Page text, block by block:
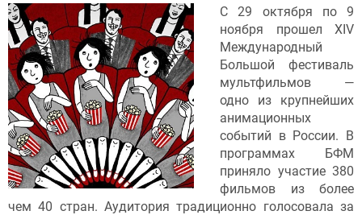
С 29 октября по 9
ноября прошел XIV
Международный
Большой фестиваль
мультфильмов —
одно из крупнейших
анимационных
событий в России. В
программах БФМ
приняло участие 380
фильмов из более
чем 40 стран. Аудитория традиционно голосовала за